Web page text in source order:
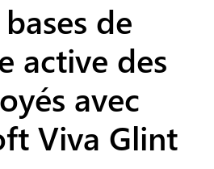
de
active des
avec
Viva Glint